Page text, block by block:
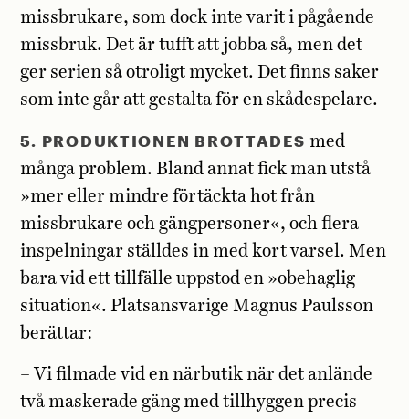
missbrukare, som dock inte varit i pågående
missbruk. Det är tufft att jobba så, men det
ger serien så otroligt mycket. Det finns saker
som inte går att gestalta för en skådespelare.
5. PRODUKTIONEN BROTTADES med
många problem. Bland annat fick man utstå
»mer eller mindre förtäckta hot från
missbrukare och gängpersoner«, och flera
inspelningar ställdes in med kort varsel. Men
bara vid ett tillfälle uppstod en »obehaglig
situation«. Platsansvarige Magnus Paulsson
berättar:
– Vi filmade vid en närbutik när det anlände
två maskerade gäng med tillhyggen precis